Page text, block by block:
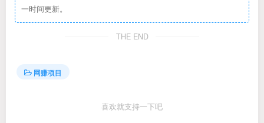
一时间更新。
THE END
网赚项目
喜欢就支持一下吧